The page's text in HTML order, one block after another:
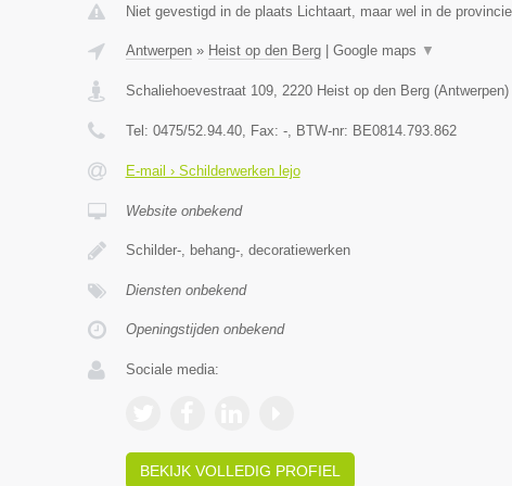
Niet gevestigd in de plaats Lichtaart, maar wel in de
Antwerpen» Heist op den Berg| Google maps ▼
Schaliehoevestraat 109, 2220 Heist op den Berg(Antwerpen)
Tel: 0475/52.94.40, Fax: -, BTW-nr: BE0814.793.862
E-mail › Schilderwerken lejo
Website onbekend
Schilder-, behang-, decoratiewerken
Diensten onbekend
Openingstijden onbekend
Sociale media:
BEKIJK VOLLEDIG PROFIEL